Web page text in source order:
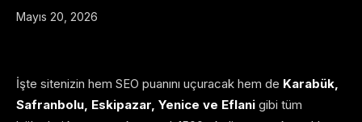
Mayıs 20, 2026
İşte sitenizin hem SEO puanını uçuracak hem de Karabük,
Safranbolu, Eskipazar, Yenice ve Eflani gibi tüm